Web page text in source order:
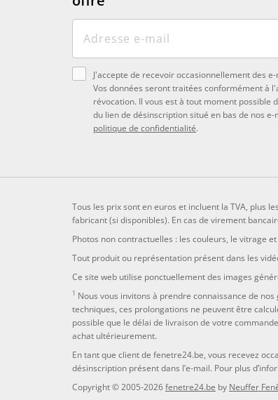
J'accepte de recevoir occasionnellement des
Vos données seront traitées conformément à
révocation. Il vous est à tout moment possible
du lien de désinscription situé en bas de nos
politique de confidentialité.
Tous les prix sont en euros et incluent la TVA, plus
fabricant (si disponibles). En cas de virement
Photos non contractuelles : les couleurs, le vitrage
Tout produit ou représentation présent dans les
Ce site web utilise ponctuellement des images
1 Nous vous invitons à prendre connaissance de nos
techniques, ces prolongations ne peuvent être
possible que le délai de livraison de votre
achat ultérieurement.
En tant que client de fenetre24.be, vous recevez
désinscription présent dans l’e-mail. Pour plus
Copyright © 2005-2026fenetre24.be by Neuffer